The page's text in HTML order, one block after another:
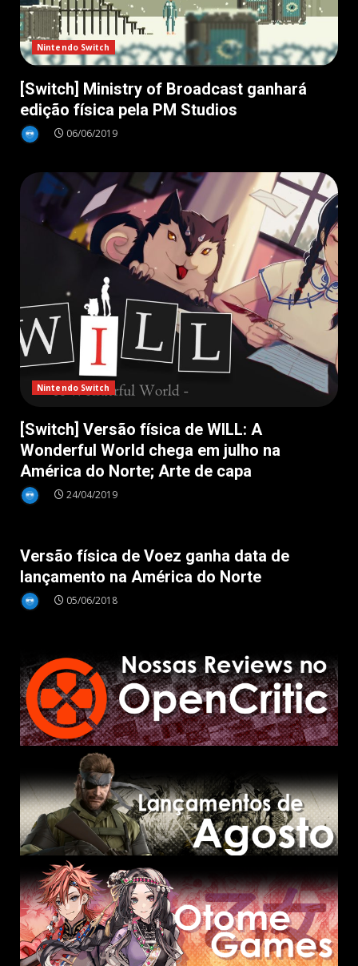
Nintendo Switch
[Switch] Ministry of Broadcast ganhará
edição física pela PM Studios
06/06/2019
Nintendo Switch
[Switch] Versão física de WILL: A
Wonderful World chega em julho na
América do Norte; Arte de capa
24/04/2019
Versão física de Voez ganha data de
lançamento na América do Norte
05/06/2018